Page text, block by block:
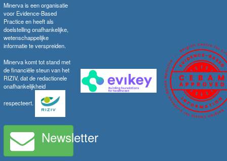
Minerva is een organisatie
voor Evidence-Based
Practice en heeft als
doelstelling onafhankelijke,
wetenschappelijke
informatie te verspreiden.
Minerva komt tot stand met
de financiële steun van het
RIZIV, dat de redactionele
onafhankelijkheid
respecteert.
Newsletter